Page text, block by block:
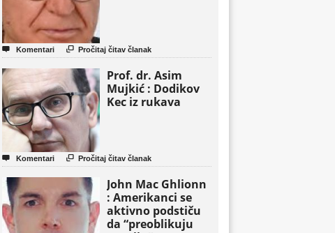
 Komentari  Pročitaj čitav članak
Prof. dr. Asim
Mujkić : Dodikov
Kec iz rukava
 Komentari  Pročitaj čitav članak
John Mac Ghlionn
: Amerikanci se
aktivno podstiču
da “preoblikuju